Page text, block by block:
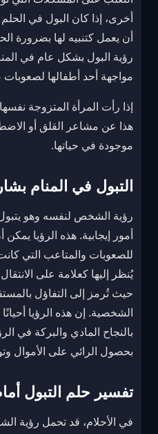
أخرى، إذا كان البول في
أن يعمل كتنبيه لها بضرورة
رؤية البول بشكل عام في
مواجهة أحد أطفالها لصعوبات
إذا رأت المرأة المتزوجة
هذا عن مشاعر القلق أو
موجودة في حياتها.
التبول في المنام
رؤية الشخص لنفسه وهو
أمور إيجابية. هذه الرؤيا
للصعوبات والمتاعب التي
يُنظر إليها كعلامة على
حيث تُرمز إلى التفاؤل
الشخصية. إن هذه الرؤيا
بالنجاح المادي والبركة في
بحصول الرائي على الأموال
تفسير حلم التبول
في الأحلام، قد تحمل رؤية